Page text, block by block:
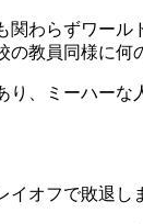
わらずワール
教員同様に
、ミーハーな
オフで敗退し